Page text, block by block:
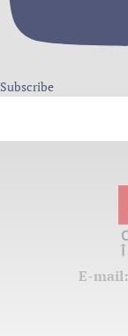
Subscribe
E-mail: